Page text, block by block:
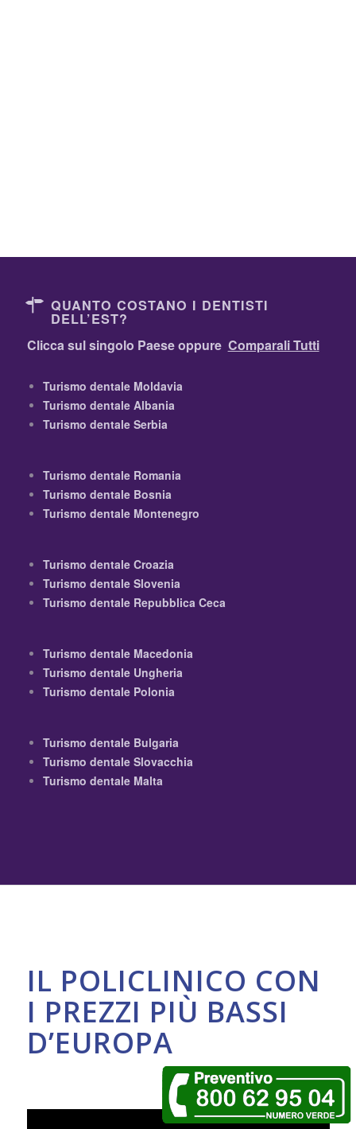
QUANTO COSTANO I DENTISTI
DELL’EST?
Clicca sul singolo Paese oppure Comparali Tutti
Turismo dentale Moldavia
Turismo dentale Albania
Turismo dentale Serbia
Turismo dentale Romania
Turismo dentale Bosnia
Turismo dentale Montenegro
Turismo dentale Croazia
Turismo dentale Slovenia
Turismo dentale Repubblica Ceca
Turismo dentale Macedonia
Turismo dentale Ungheria
Turismo dentale Polonia
Turismo dentale Bulgaria
Turismo dentale Slovacchia
Turismo dentale Malta
IL POLICLINICO CON
I PREZZI PIÙ BASSI
D’EUROPA